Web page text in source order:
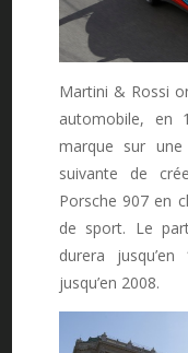
Martini & Rossi
automobile, en
marque sur une
suivante de
Porsche 907 en
de sport. Le
durera
jusqu’en 2008.